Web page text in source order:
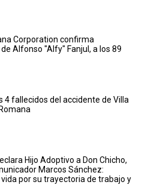
Corporation confirma
Alfonso "Alfy" Fanjul, a los 89
4 fallecidos del accidente de Villa
Hijo Adoptivo a Don Chicho,
Marcos Sánchez:
por su trayectoria de trabajo y